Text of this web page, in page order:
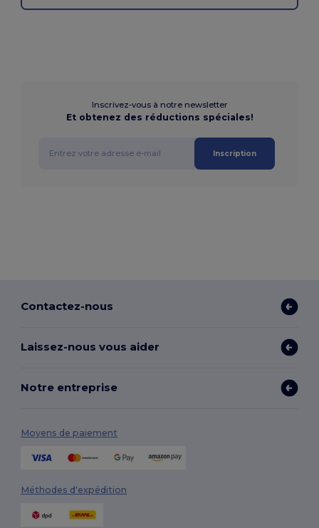
Inscrivez-vous à notre newsletter
Et obtenez des réductions spéciales!
Inscription
Contactez-nous
Laissez-nous vous aider
Notre entreprise
Moyens de paiement
Méthodes d'expédition